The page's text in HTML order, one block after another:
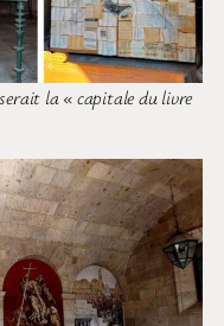
la « capitale du livre